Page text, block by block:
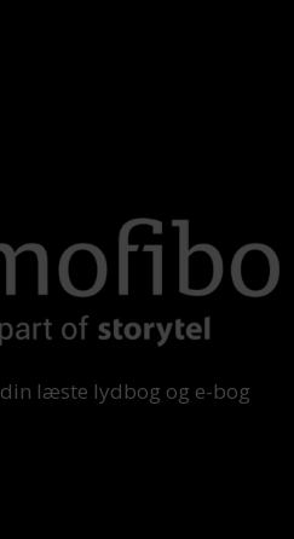
læste lydbog og e-bog